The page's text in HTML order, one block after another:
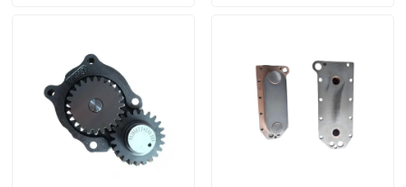
Giro della fabbrica
Controllo di qualità